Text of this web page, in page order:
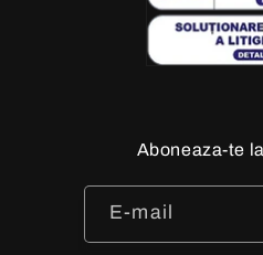
Aboneaza-te
E-mail